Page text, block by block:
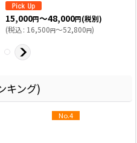
15,000円～48,000円(税別)
(税込: 16,500円～52,800円)
キング)
No.4